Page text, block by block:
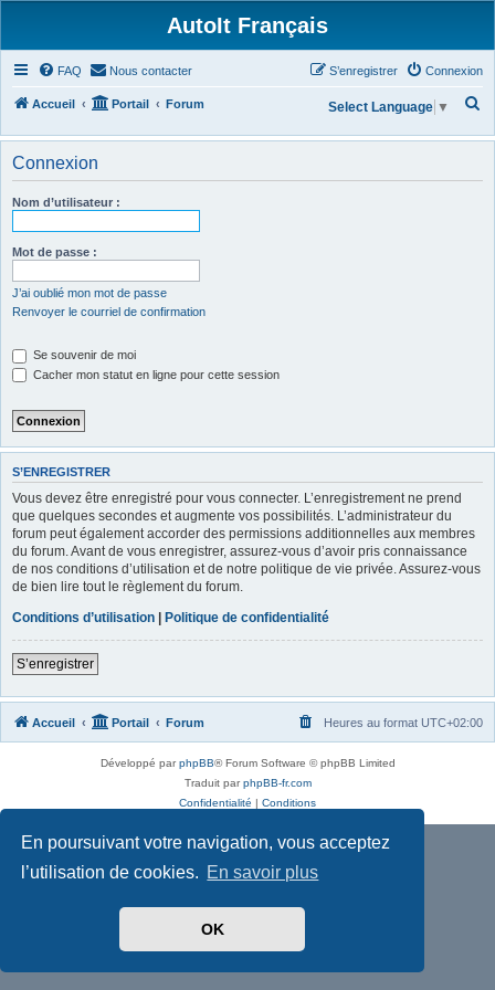
En poursuivant votre navigation, vous acceptez
l’utilisation de cookies. En savoir plus
OK
AutoIt Français
FAQ Nous contacter Connexion
S’enregistrer
Accueil Portail Forum
h
Select Language ▼
Connexion
Nom d’utilisateur :
Mot de passe :
J’ai oublié mon mot de passe
Renvoyer le courriel de confirmation
Se souvenir de moi
Cacher mon statut en ligne pour cette session
S’ENREGISTRER
Vous devez être enregistré pour vous connecter. L’enregistrement ne prend
que quelques secondes et augmente vos possibilités. L’administrateur du
forum peut également accorder des permissions additionnelles aux membres
du forum. Avant de vous enregistrer, assurez-vous d’avoir pris connaissance
de nos conditions d’utilisation et de notre politique de vie privée. Assurez-vous
de bien lire tout le règlement du forum.
Conditions d’utilisation | Politique de confidentialité
S’enregistrer
Accueil Portail Forum Heures au format UTC+02:00
Développé parphpBB® Forum Software © phpBB Limited
Traduit parphpBB-fr.com
Confidentialité | Conditions